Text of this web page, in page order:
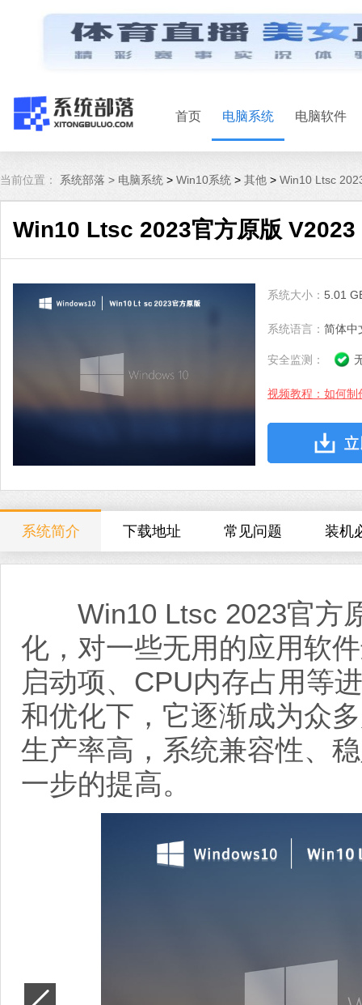
首页 电脑系统 电脑软件
当前位置： 系统部落 > 电脑系统 > Win10系统 > 其他 > Win10 Ltsc
Win10 Ltsc 2023官方原版 V2023
系统大小： 5.01
系统语言： 简体中
安全监测：
视频教程：如何制
系统简介 下载地址 常见问题 装机
Win10 Ltsc 2023官方
化，对一些无用的应用软
启动项、CPU内存占用等
和优化下，它逐渐成为众
生产率高，系统兼容性、
一步的提高。